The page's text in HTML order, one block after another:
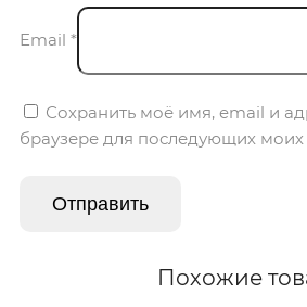
Email *
Сохранить моё имя, email и
браузере для последующих
Похожие